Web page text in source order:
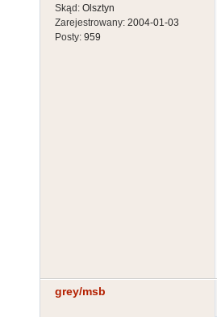
Skąd: Olsztyn
Zarejestrowany: 2004-01-03
Posty: 959
grey/msb